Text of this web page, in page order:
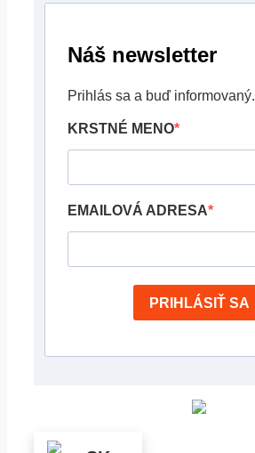
Náš newsletter
Prihlás sa a buď informovaný.
KRSTNÉ MENO
EMAILOVÁ ADRESA
PRIHLÁSIŤ SA